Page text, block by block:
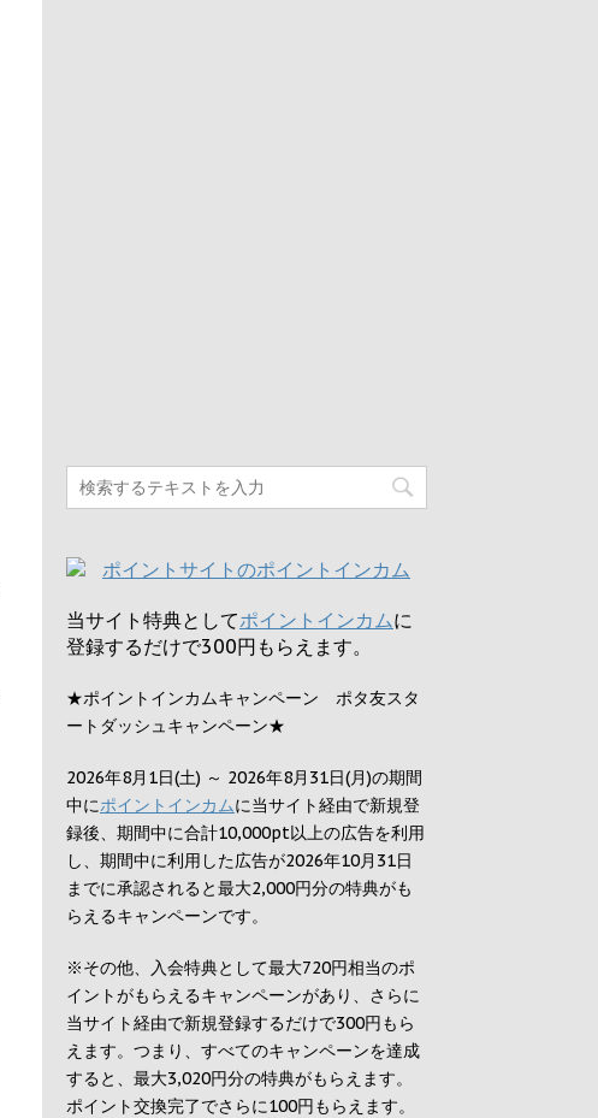
当サイト特典としてポイントインカムに
登録するだけで300円 もらえます。
★ポイントインカムキャンペーン ポタ友スタ
ートダッシュキャンペーン★
2026年8月1日(土) ～ 2026年8月31日(月)の期間
中にポイントインカムに当サイト経由で新規登
録後、期間中に合計10,000pt以上の広告を利用
し、期間中に利用した広告が2026年10月31日
までに承認されると最大2,000円分の特典がも
らえるキャンペーンです。
※その他、入会特典として最大720円相当のポ
イントがもらえるキャンペーンがあり、さらに
当サイト経由で新規登録するだけで300円もら
えます。つまり、すべてのキャンペーンを達成
すると、最大3,020円分の特典がもらえます。
ポイント交換完了でさらに100円もらえます。